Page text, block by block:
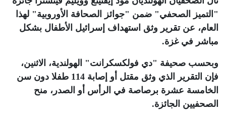
"التميز الصحفي" ضمن "جوائز الصحافة الأوروبية" لهذا
العام، عن تقرير وثق استهداف إسرائيل الأطفال بشكل
مباشر في غزة.
وبحسب صحيفة "دي فولكسكرانت" الهولندية، الاثنين،
فإن التقرير الذي وثق مقتل أو إصابة 114 طفلا دون سن
الخامسة عشرة برصاصة في الرأس أو الصدر، منح
الصحفيين الجائزة.